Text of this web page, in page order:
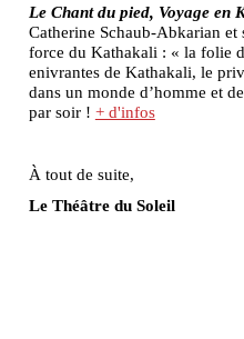
Le Chant du pied, Voyage en
Catherine Schaub-Abkarian et
force du Kathakali : « la folie
enivrantes de Kathakali, le
dans un monde d’homme et
par soir ! + d'infos
À tout de suite,
Le Théâtre du Soleil